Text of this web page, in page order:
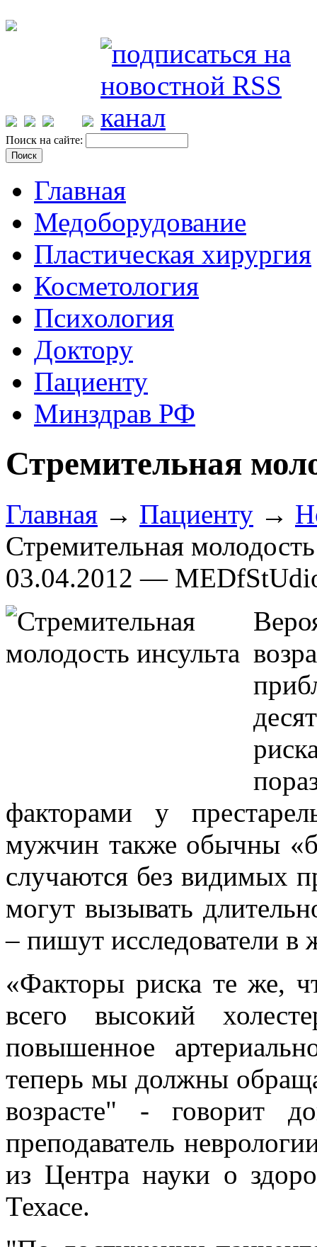
Поиск на сайте:
Главная
Медоборудование
Пластическая хирургия
Косметология
Психология
Доктору
Пациенту
Минздрав РФ
Стремительная
Главная → Пациенту →
Стремительная
03.04.2012 —
факторами у
мужчин также обычны
случаются без видимых
могут вызывать
– пишут исследователи в
«Факторы риска те же,
всего высокий
повышенное
теперь мы должны
возрасте" - говорит
преподаватель
из Центра науки о
Техасе.